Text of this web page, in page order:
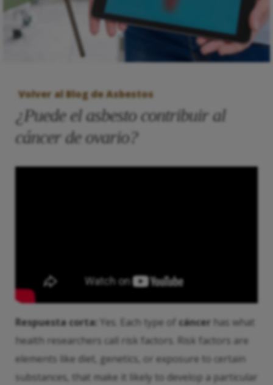
Volver al Blog de Asbestos
¿Puede el asbesto contribuir al
cáncer de ovario?
Respuesta corta: Yes. Each type of cáncer has what
health researchers call risk factors. Risk factors are
elements like diet, genetics, or exposure to certain
substances, that make it likely to develop a particular